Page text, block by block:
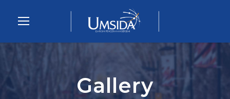
Gallery